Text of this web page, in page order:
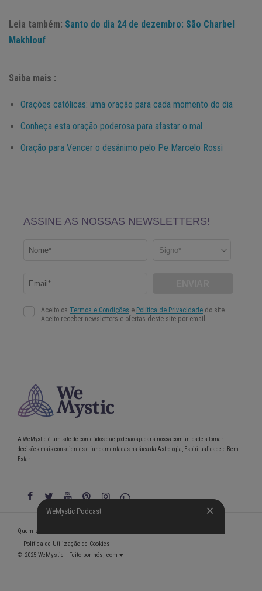
Leia também: Santo do dia 24 de dezembro: São Charbel
Makhlouf
Saiba mais :
Orações católicas: uma oração para cada momento do dia
Conheça esta oração poderosa para afastar o mal
Oração para Vencer o desânimo pelo Pe Marcelo Rossi
WeMystic Podcast
A WeMystic é um site de conteúdos que poderão ajudar a nossa comunidade a tomar
decisões mais conscientes e fundamentadas na área da Astrologia, Espiritualidade e Bem-
Estar.
WeMystic Podcast
Quem somos
Política de Utilização de Cookies
© 2025 WeMystic - Feito por nós, com ♥